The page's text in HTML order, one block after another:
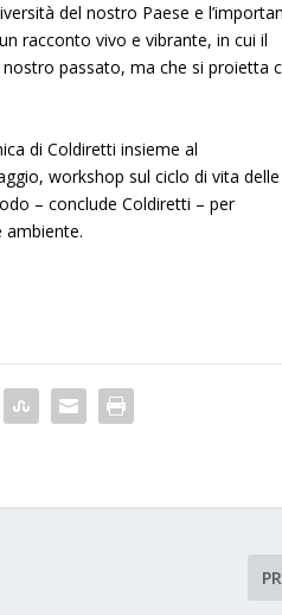
del nostro Paese e
racconto vivo e vibrante, in cui il
passato, ma che si proietta
di Coldiretti insieme al
workshop sul ciclo di vita delle
– conclude Coldiretti – per
ambiente.